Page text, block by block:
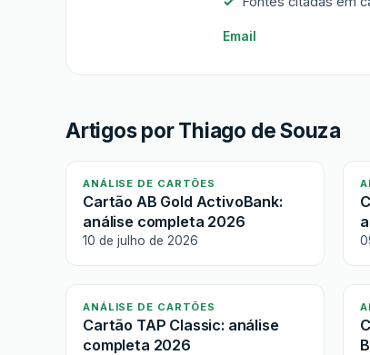
Email
Artigos por Thiago de Souza
ANÁLISE DE CARTÕES
Cartão AB Gold ActivoBank:
análise completa 2026
10 de julho de 2026
ANÁLISE DE CARTÕES
Cartão TAP Classic: análise
completa 2026